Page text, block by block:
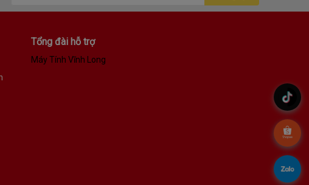
Tổng đài hỗ trợ
Máy Tính Vĩnh Long
.
.
.